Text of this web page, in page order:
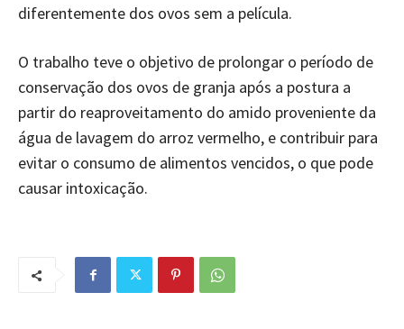
diferentemente dos ovos sem a película.
O trabalho teve o objetivo de prolongar o período de
conservação dos ovos de granja após a postura a
partir do reaproveitamento do amido proveniente da
água de lavagem do arroz vermelho, e contribuir para
evitar o consumo de alimentos vencidos, o que pode
causar intoxicação.